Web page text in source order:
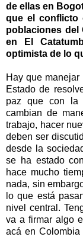
de ellas en
que el conflicto
poblaciones del
en El
optimista de lo
Hay que
Estado de
paz que con la
cambian de
trabajo, hacer
deben ser
desde la
se ha estado
hace mucho
nada, sin
lo que está
nivel central.
va a firmar algo
acá en